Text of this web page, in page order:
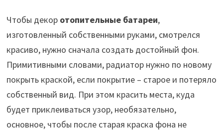
Чтобы декор отопительные батареи,
изготовленный собственными руками, смотрелся
красиво, нужно сначала создать достойный фон.
Примитивными словами, радиатор нужно по новому
покрыть краской, если покрытие – старое и потеряло
собственный вид. При этом красить места, куда
будет приклеиваться узор, необязательно,
основное, чтобы после старая краска фона не